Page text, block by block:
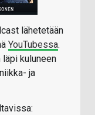
lähetetään
YouTubessa.
läpi kuluneen
ja